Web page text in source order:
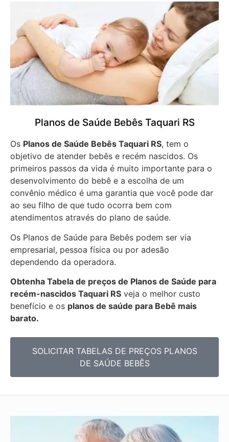
Planos de Saúde Bebês Taquari RS
Os Planos de Saúde Bebês Taquari RS, tem o
objetivo de atender bebês e recém nascidos. Os
primeiros passos da vida é muito importante para o
desenvolvimento do bebê e a escolha de um
convênio médico é uma garantia que você pode dar
ao seu filho de que tudo ocorra bem com
atendimentos através do plano de saúde.
Os Planos de Saúde para Bebês podem ser via
empresarial, pessoa física ou por adesão
dependendo da operadora.
Obtenha Tabela de preços de Planos de Saúde para
recém-nascidos Taquari RS veja o melhor custo
benefício e os planos de saúde para Bebê mais
barato.
SOLICITAR TABELAS DE PREÇOS PLANOS
DE SAÚDE BEBÊS